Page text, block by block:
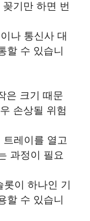
기만 하면 번
나 통신사 대
할 수 있습니
은 크기 때문
손상될 위험
트레이를 열고
과정이 필요
롯이 하나인 기
할 수 있습니